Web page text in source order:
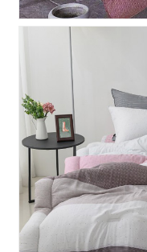
스팅